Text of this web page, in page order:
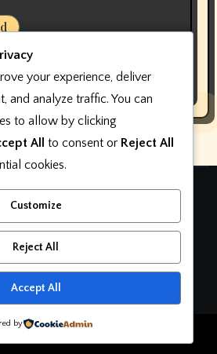
lunak keterlibatan
mengubah nama,
otomotif
otomatif
your experience, deliver
and analyze traffic. You can
to allow by clicking
All to consent or Reject All
cookies.
Customize
Reject All
Accept All
by